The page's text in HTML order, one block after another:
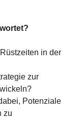
in der
zur
Potenziale
zu